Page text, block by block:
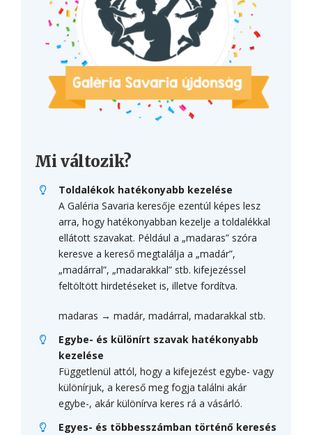
Mi változik?
Toldalékok hatékonyabb kezelése
A Galéria Savaria keresője ezentúl képes lesz
arra, hogy hatékonyabban kezelje a toldalékkal
ellátott szavakat. Például a „madaras” szóra
keresve a kereső megtalálja a „madár”,
„madárral”, „madarakkal” stb. kifejezéssel
feltöltött hirdetéseket is, illetve fordítva.
madaras → madár, madárral, madarakkal stb.
Egybe- és különírt szavak hatékonyabb
kezelése
Függetlenül attól, hogy a kifejezést egybe- vagy
különírjuk, a kereső meg fogja találni akár
egybe-, akár különírva keres rá a vásárló.
Egyes- és többesszámban történő keresés